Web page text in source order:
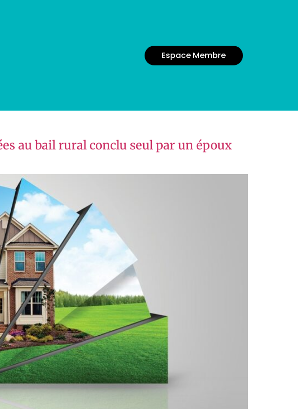
Espace Membre
au bail rural conclu seul par un époux